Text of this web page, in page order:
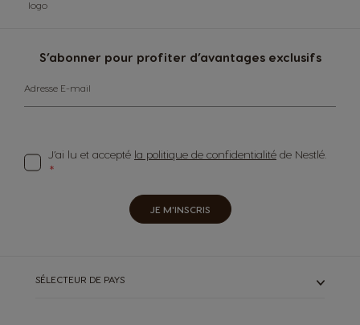
S’abonner pour profiter d’avantages exclusifs
Adresse E-mail
J’ai lu et accepté la politique de confidentialité de Nestlé.
JE M'INSCRIS
SÉLECTEUR DE PAYS